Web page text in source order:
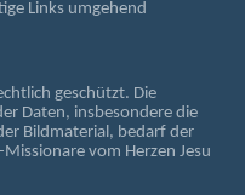
Links umgehend
geschützt. Die
Daten, insbesondere die
Bildmaterial, bedarf der
vom Herzen Jesu